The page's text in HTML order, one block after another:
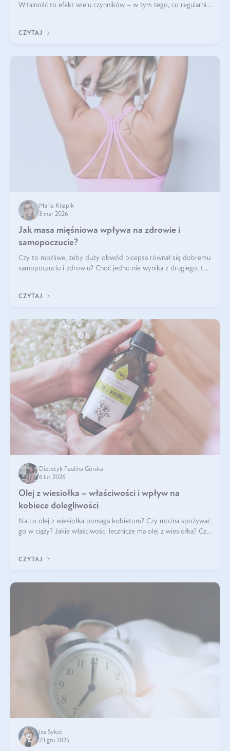
Witalność to efekt wielu czynników – w tym tego, co regularnie
CZYTAJ
Maria Knapik
3 mar 2026
Jak masa mięśniowa wpływa na zdrowie i
samopoczucie?
Czy to możliwe, żeby duży obwód bicepsa równał się dobremu
samopoczuciu i zdrowiu? Choć jedno nie wynika z drugiego, to
wyjaśnimy.
CZYTAJ
Dietetyk Paulina Górska
6 lut 2026
Olej z wiesiołka – właściwości i wpływ na
kobiece dolegliwości
Na co olej z wiesiołka pomaga kobietom? Czy można spożywać
go w ciąży? Jakie właściwości lecznicze ma olej z wiesiołka? Czy
CZYTAJ
Iza Sykut
23 gru 2025